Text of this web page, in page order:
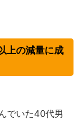
上の減量に成
でいた40代男